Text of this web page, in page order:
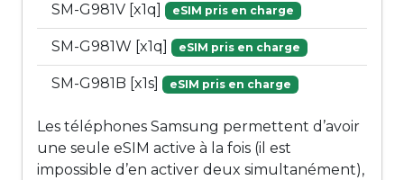
SM-G981V [x1q] eSIM pris en charge
SM-G981W [x1q] eSIM pris en charge
SM-G981B [x1s] eSIM pris en charge
Les téléphones Samsung permettent d’avoir
une seule eSIM active à la fois (il est
impossible d’en activer deux simultanément),